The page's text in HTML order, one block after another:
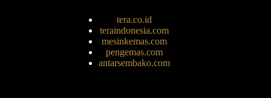
tera.co.id
teraindonesia.com
mesinkemas.com
pengemas.com
antarsembako.com